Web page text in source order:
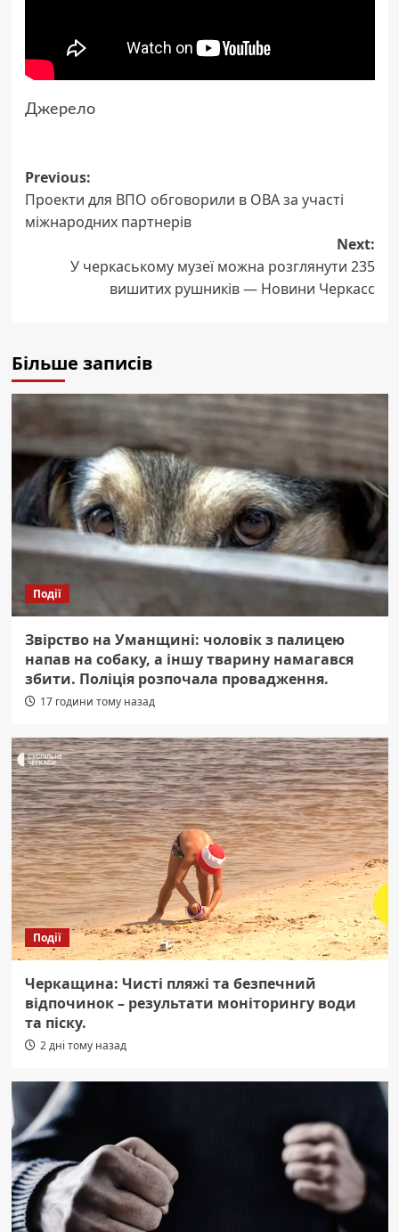
Джерело
Post
navigation
Previous:
Проекти для ВПО обговорили в ОВА за участі
міжнародних партнерів
Next:
У черкаському музеї можна розглянути 235
вишитих рушників — Новини Черкасс
Більше записів
Події
Звірство на Уманщині: чоловік з палицею
напав на собаку, а іншу тварину намагався
збити. Поліція розпочала провадження.
17 години тому назад
Події
Черкащина: Чисті пляжі та безпечний
відпочинок – результати моніторингу води
та піску.
2 дні тому назад